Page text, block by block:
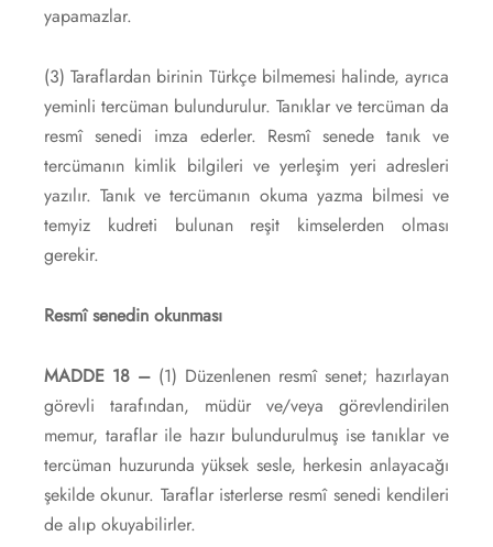
yapamazlar.
(3) Taraflardan birinin Türkçe bilmemesi halinde, ayrıca
yeminli tercüman bulundurulur. Tanıklar ve tercüman da
resmî senedi imza ederler. Resmî senede tanık ve
tercümanın kimlik bilgileri ve yerleşim yeri adresleri
yazılır. Tanık ve tercümanın okuma yazma bilmesi ve
temyiz kudreti bulunan reşit kimselerden olması
gerekir.
Resmî senedin okunması
MADDE 18 – (1) Düzenlenen resmî senet; hazırlayan
görevli tarafından, müdür ve/veya görevlendirilen
memur, taraflar ile hazır bulundurulmuş ise tanıklar ve
tercüman huzurunda yüksek sesle, herkesin anlayacağı
şekilde okunur. Taraflar isterlerse resmî senedi kendileri
de alıp okuyabilirler.